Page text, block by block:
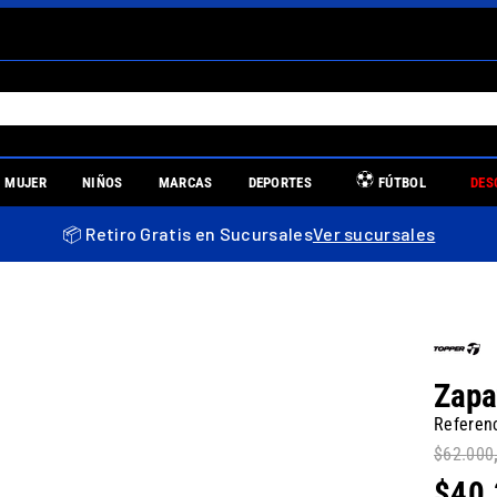
MUJER NIÑOS MARCAS DEPORTES FÚTBOL
📦 Retiro Gratis en SucursalesVer sucursales
$62.000
MÁS BUSCADOS